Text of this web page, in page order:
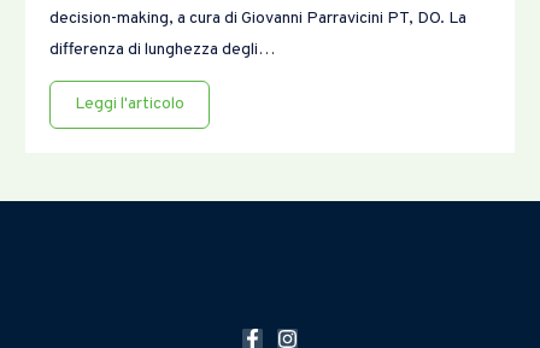
decision-making, a cura di Giovanni Parravicini PT, DO. La
differenza di lunghezza degli…
Leggi l'articolo